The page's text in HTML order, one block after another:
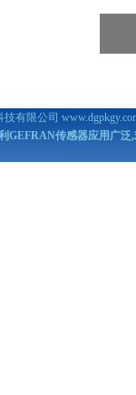
技有限公司
GEFRAN传感器应用广